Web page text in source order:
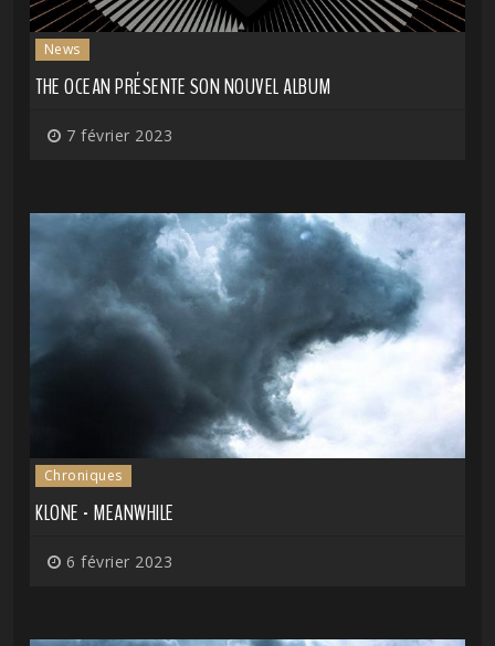
News
THE OCEAN PRÉSENTE SON NOUVEL ALBUM
7 février 2023
Chroniques
KLONE - MEANWHILE
6 février 2023